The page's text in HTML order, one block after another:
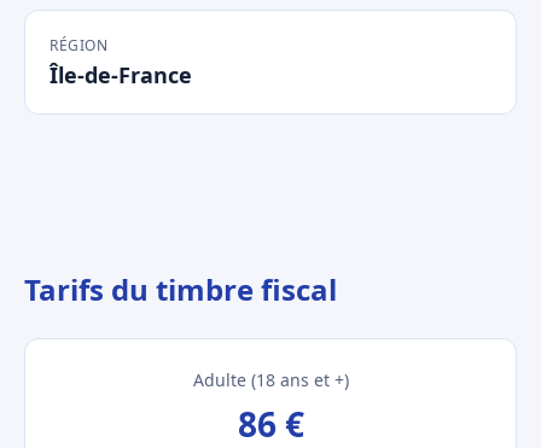
RÉGION
Île-de-France
Tarifs du timbre fiscal
Adulte (18 ans et +)
86 €